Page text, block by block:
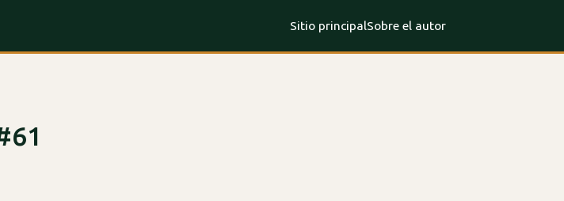
Sitio principalSobre el autor